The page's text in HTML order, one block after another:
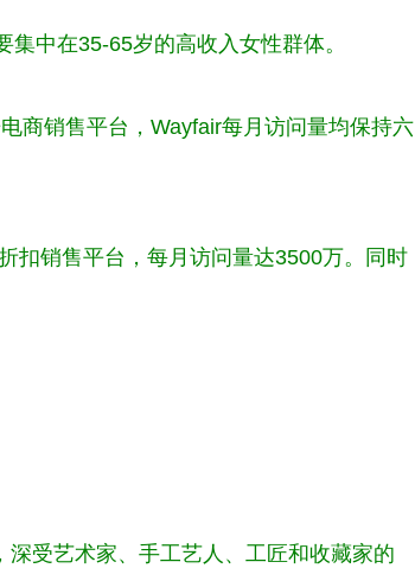
中在35-65岁的高收入女性群体。
商销售平台，Wayfair每月访问量均保持六
扣销售平台，每月访问量达3500万。同时
受艺术家、手工艺人、工匠和收藏家的